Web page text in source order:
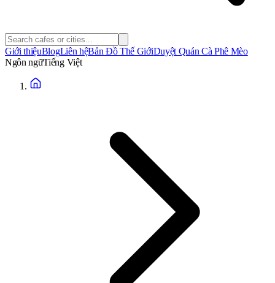
Giới thiệuBlogLiên hệBản Đồ Thế GiớiDuyệt Quán Cà Phê Mèo
Ngôn ngữTiếng Việt